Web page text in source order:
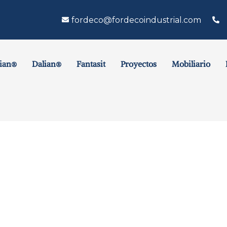
fordeco@fordecoindustrial.com
Dalian® Fantasit Proyectos Mobiliario